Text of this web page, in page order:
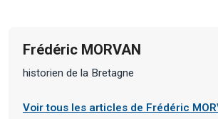
Frédéric MORVAN
historien de la Bretagne
Voir tous les articles de Frédéric